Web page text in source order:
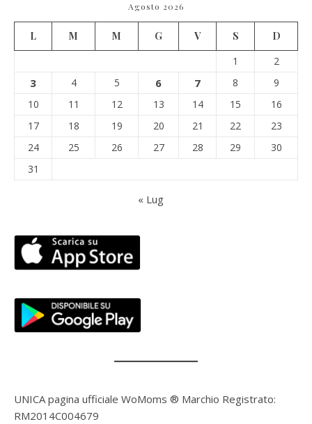
Agosto 2026
L M M G V S
D
1
2
3 4 5 6 7 8
9
10
11 12 13 14 15
16
17
18 19 20 21 22
23
24
25 26 27 28 29
30
31
« Lug
UNICA pagina ufficiale WoMoms ® Marchio Registrato:
RM2014C004679